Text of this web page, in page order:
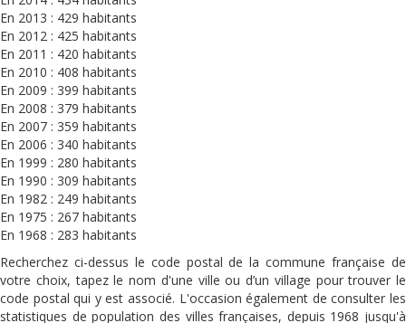
En 2013 : 429 habitants
En 2012 : 425 habitants
En 2011 : 420 habitants
En 2010 : 408 habitants
En 2009 : 399 habitants
En 2008 : 379 habitants
En 2007 : 359 habitants
En 2006 : 340 habitants
En 1999 : 280 habitants
En 1990 : 309 habitants
En 1982 : 249 habitants
En 1975 : 267 habitants
En 1968 : 283 habitants
Recherchez ci-dessus le code postal de la commune française de
votre choix, tapez le nom d'une ville ou d’un village pour trouver le
code postal qui y est associé. L'occasion également de consulter les
statistiques de population des villes françaises, depuis 1968 jusqu'à